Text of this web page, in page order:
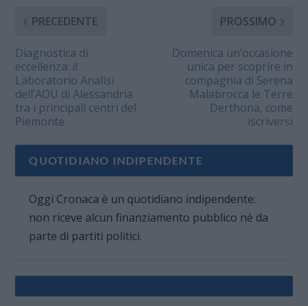
PRECEDENTE
Diagnostica di
eccellenza: il
Laboratorio Analisi
dell’AOU di Alessandria
tra i principali centri del
Piemonte
PROSSIMO
Domenica un’occasione
unica per scoprire in
compagnia di Serena
Malabrocca le Terre
Derthona, come
iscriversi
QUOTIDIANO INDIPENDENTE
Oggi Cronaca è un quotidiano indipendente:
non riceve alcun finanziamento pubblico nè da
parte di partiti politici.